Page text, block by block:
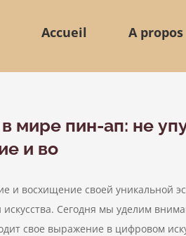
Accueil A propos
мире пин-ап: не
и во
и восхищение своей уникальной
Сегодня мы уделим
свое выражение в цифровом